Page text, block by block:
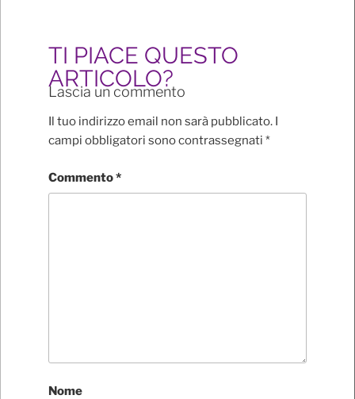
TI PIACE QUESTO
ARTICOLO?
Lascia un commento
Il tuo indirizzo email non sarà pubblicato. I
campi obbligatori sono contrassegnati *
Commento*
Nome